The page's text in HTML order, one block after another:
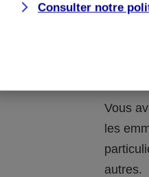
Vous
les
autres.
Consulter notre